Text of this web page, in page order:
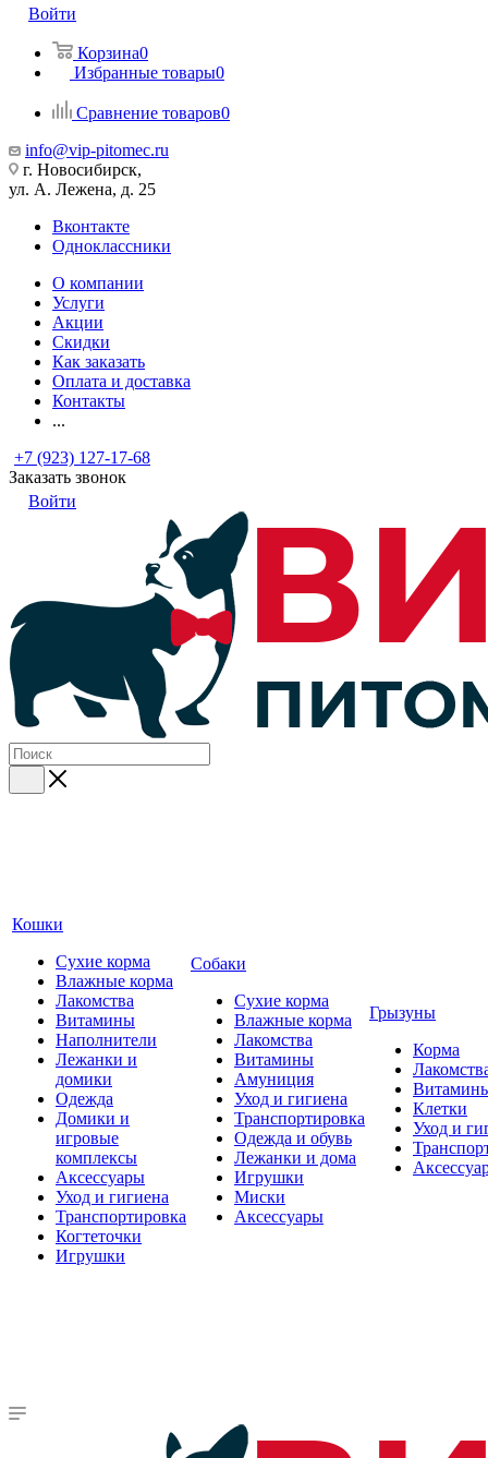
Войти
Корзина0
Избранные товары0
Сравнение товаров0
info@vip-pitomec.ru
г. Новосибирск,
ул. А. Лежена, д. 25
Вконтакте
Одноклассники
О компании
Услуги
Акции
Скидки
Как заказать
Оплата и доставка
Контакты
...
+7 (923) 127-17-68
Заказать звонок
Войти
Кошки
Сухие корма
Влажные корма
Лакомства
Витамины
Наполнители
Лежанки и
домики
Одежда
Домики и
игровые
комплексы
Аксессуары
Уход и гигиена
Транспортировка
Когтеточки
Игрушки
Собаки
Сухие корма
Влажные корма
Лакомства
Витамины
Амуниция
Уход и гигиена
Транспортировка
Одежда и обувь
Лежанки и дома
Игрушки
Миски
Аксессуары
Грызуны
Корма
Клетки
Уход и